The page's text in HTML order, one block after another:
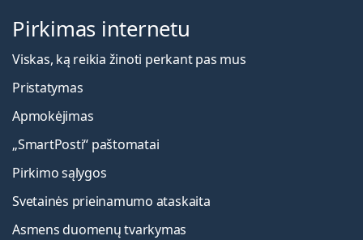
Pirkimas internetu
Viskas, ką reikia žinoti perkant pas mus
Pristatymas
Apmokėjimas
„SmartPosti“ paštomatai
Pirkimo sąlygos
Svetainės prieinamumo ataskaita
Asmens duomenų tvarkymas